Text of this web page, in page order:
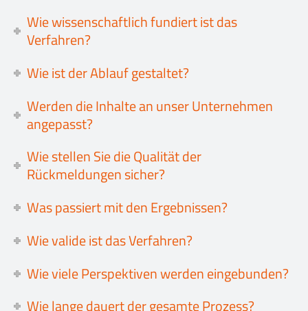
Wie wissenschaftlich fundiert ist das
Verfahren?
Wie ist der Ablauf gestaltet?
Werden die Inhalte an unser Unternehmen
angepasst?
Wie stellen Sie die Qualität der
Rückmeldungen sicher?
Was passiert mit den Ergebnissen?
Wie valide ist das Verfahren?
Wie viele Perspektiven werden eingebunden?
Wie lange dauert der gesamte Prozess?